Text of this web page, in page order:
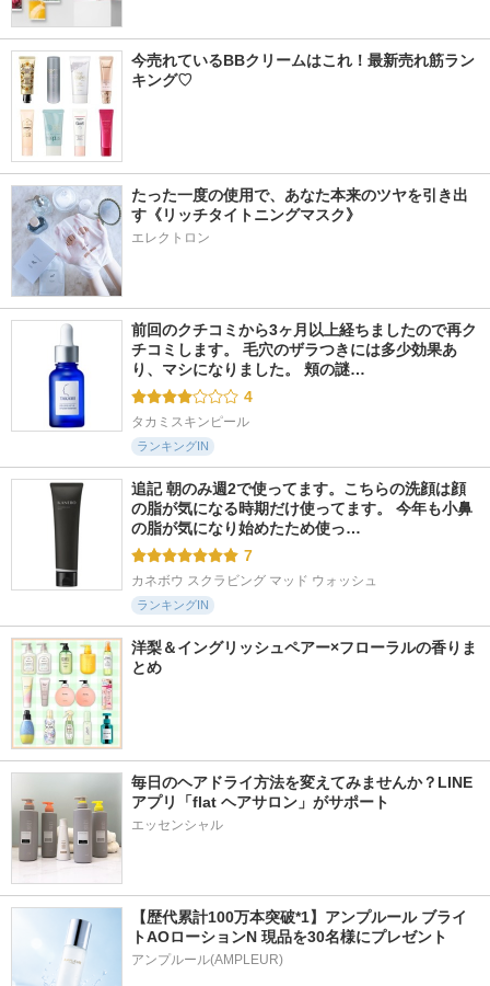
今売れているBBクリームはこれ！最新売れ筋ラン
キング♡
たった一度の使用で、あなた本来のツヤを引き出
す《リッチタイトニングマスク》
エレクトロン
前回のクチコミから3ヶ月以上経ちましたので再ク
チコミします。 毛穴のザラつきには多少効果あ
り、マシになりました。 頬の謎…
4
タカミスキンピール
ランキングIN
追記 朝のみ週2で使ってます。こちらの洗顔は顔
の脂が気になる時期だけ使ってます。 今年も小鼻
の脂が気になり始めたため使っ…
7
カネボウ スクラビング マッド ウォッシュ
ランキングIN
洋梨＆イングリッシュペアー×フローラルの香りま
とめ
毎日のヘアドライ方法を変えてみませんか？LINE
アプリ「flat ヘアサロン」がサポート
エッセンシャル
【歴代累計100万本突破*1】アンプルール ブライ
トAOローションN 現品を30名様にプレゼント
アンプルール(AMPLEUR)